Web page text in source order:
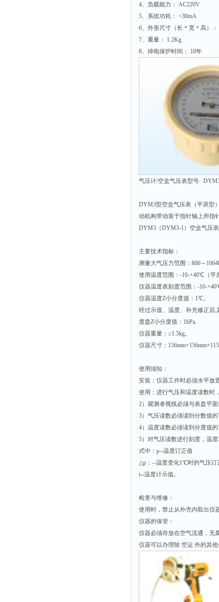
4、负载能力： AC220V
5、系统功耗： <30mA
6、外形尺寸（长＊宽＊高）：
7、重量： 1.2Kg
8、掉电保护时间： 10年
气压计/空盒气压表型号:
DYM3型空盒气压表（平原型
动机构带动装于指针轴上所指
DYM3（DYM3-1）空盒气压
主要技术指标：
测量大气压力范围：800～
使用温度范围：-10-+40℃（
仪器温度表刻度范围：-10-
仪器温度Z小分度值：1℃。
经过示值、温度、补充修正后
度盘Z小分度值：1hPa.
仪器重量：≤1.5kg。
仪器尺寸：
使用须知：
安装：仪器工作时必须水平
使用：进行气压和温度读数时
2）观测者视线必须与表盘平
3）气压读数必须读到分数值
4）温度读数必须读到分度值
5）对气压读数进行刻度，温
式中：p--温度订正值
△p：--温度变化1℃时的气压
t--温度计示值。
检查与维修：
使用时，禁止从外壳内取出仪
仪器的保管：
仪器必须存放在空气流通，
仪器可以办理除 空运 外的其